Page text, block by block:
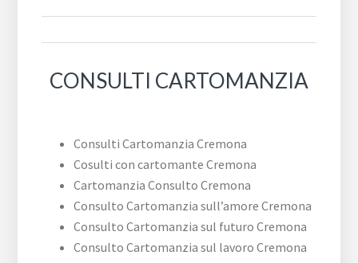
CONSULTI CARTOMANZIA
Consulti Cartomanzia Cremona
Cosulti con cartomante Cremona
Cartomanzia Consulto Cremona
Consulto Cartomanzia sull’amore Cremona
Consulto Cartomanzia sul futuro Cremona
Consulto Cartomanzia sul lavoro Cremona